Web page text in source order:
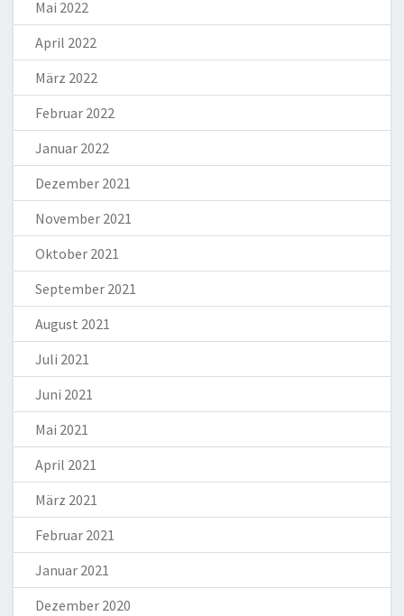
Mai 2022
April 2022
März 2022
Februar 2022
Januar 2022
Dezember 2021
November 2021
Oktober 2021
September 2021
August 2021
Juli 2021
Juni 2021
Mai 2021
April 2021
März 2021
Februar 2021
Januar 2021
Dezember 2020